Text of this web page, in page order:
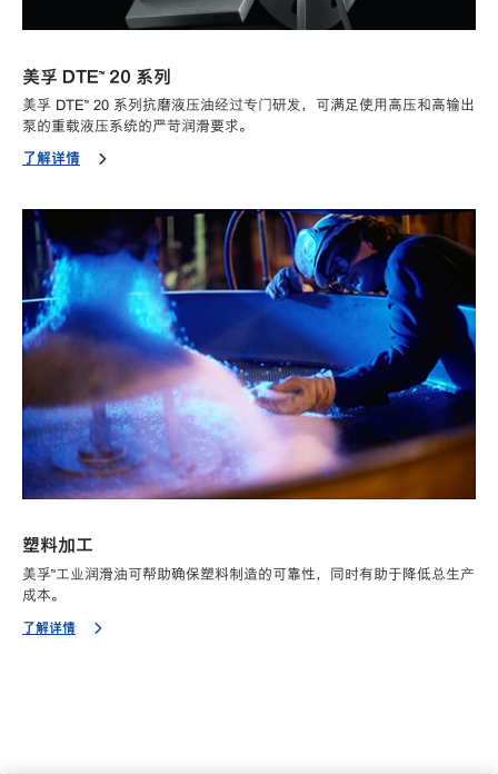
美孚 DTE™ 20 系列
美孚 DTE™ 20 系列抗磨液压油经过专门研发，可满足使用高压和高输出
泵的重载液压系统的严苛润滑要求。
了解详情
塑料加工
美孚™工业润滑油可帮助确保塑料制造的可靠性，同时有助于降低总生产
成本。
了解详情